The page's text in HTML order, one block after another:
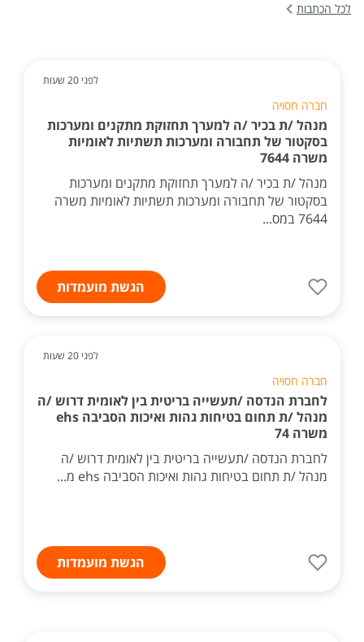
לכל הכתבות
לפני 20 שעות
חברה חסויה
מנהל /ת בכיר /ה למערך תחזוקת מתקנים ומערכות
בסקטור של תחבורה ומערכות תשתיות לאומיות
משרה 7644
מנהל /ת בכיר /ה למערך תחזוקת מתקנים ומערכות
בסקטור של תחבורה ומערכות תשתיות לאומיות משרה
7644 במס...
הגשת מועמדות
לפני 20 שעות
חברה חסויה
לחברת הנדסה /תעשייה בריטית בין לאומית דרוש /ה
מנהל /ת תחום בטיחות גהות ואיכות הסביבה ehs
משרה 74
לחברת הנדסה /תעשייה בריטית בין לאומית דרוש /ה
מנהל /ת תחום בטיחות גהות ואיכות הסביבה ehs מ...
הגשת מועמדות